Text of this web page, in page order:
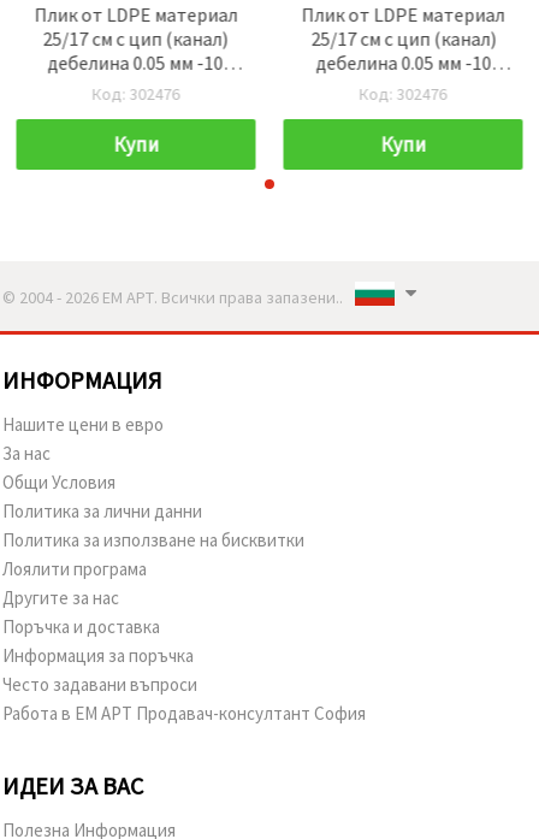
Плик от LDPE материал
25/17 см с цип (канал)
дебелина 0.05 мм -10
броя
Код: 302476
Купи
Плик от LDPE материал
25/17 см с цип (канал)
дебелина 0.05 мм -10
броя
Код: 302476
Купи
© 2004 - 2026 ЕМ АРТ. Всички права запазени..
ИНФОРМАЦИЯ
Нашите цени в евро
За нас
Общи Условия
Политика за лични данни
Политика за използване на бисквитки
Лоялити програма
Другите за нас
Поръчка и доставка
Информация за поръчка
Често задавани въпроси
Работа в ЕМ АРТ Продавач-консултант София
ИДЕИ ЗА ВАС
Полезна Информация